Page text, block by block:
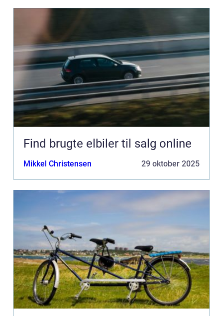
Find brugte elbiler til salg online
Mikkel Christensen 29 oktober 2025